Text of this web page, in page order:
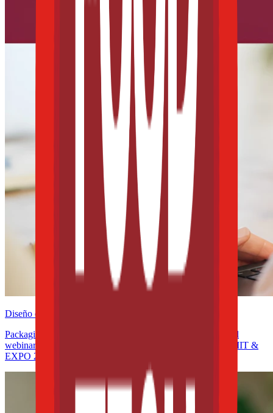
Diseño e innovación
Packaging y sostenibilidad en América Latina: participa en el
webinar de la WPO rumbo a THE FOOD TECH® | SUMMIT &
EXPO 2026